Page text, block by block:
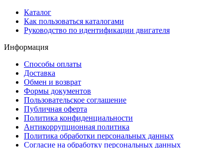
Каталог
Как пользоваться каталогами
Руководство по идентификации двигателя
Информация
Способы оплаты
Доставка
Обмен и возврат
Формы документов
Пользовательское соглашение
Публичная оферта
Политика конфиденциальности
Антикоррупционная политика
Политика обработки персональных данных
Согласие на обработку персональных данных